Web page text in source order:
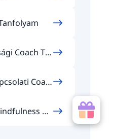
Coach Ta
Coac
Co